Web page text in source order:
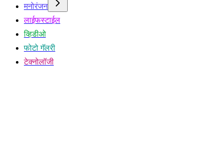
मनोरंजन
लाईफस्टाईल
व्हिडीओ
फोटो गॅलरी
टेक्नोलॉजी